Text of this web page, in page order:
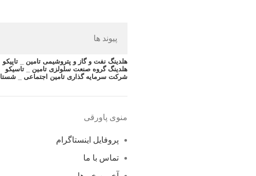
پیوند ها
هلدینگ نفت و گاز و پتروشیمی تامین _ تاپیکو
هلدینگ گروه صنعت سلولزی تامین _ تاسیکو
شرکت سرمایه گذاری تامین اجتماعی _ شستا
منوی پاورقی
پروفایل اینستاگرام
تماس با ما